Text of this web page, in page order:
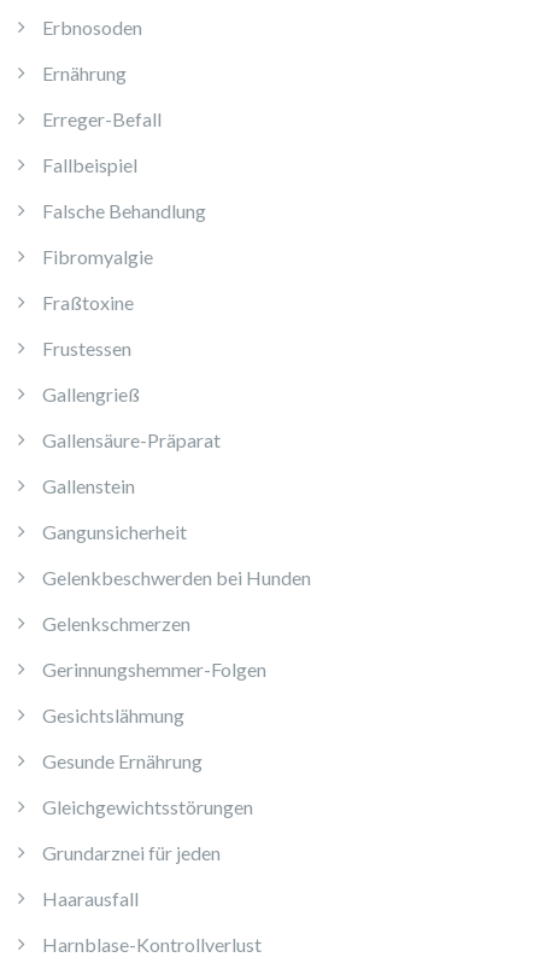
Erbnosoden
Ernährung
Erreger-Befall
Fallbeispiel
Falsche Behandlung
Fibromyalgie
Fraßtoxine
Frustessen
Gallengrieß
Gallensäure-Präparat
Gallenstein
Gangunsicherheit
Gelenkbeschwerden bei Hunden
Gelenkschmerzen
Gerinnungshemmer-Folgen
Gesichtslähmung
Gesunde Ernährung
Gleichgewichtsstörungen
Grundarznei für jeden
Haarausfall
Harnblase-Kontrollverlust